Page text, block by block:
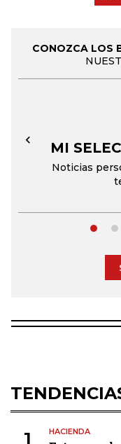
CONOZCA LOS
MI
Noticias
←
1 HACIENDA